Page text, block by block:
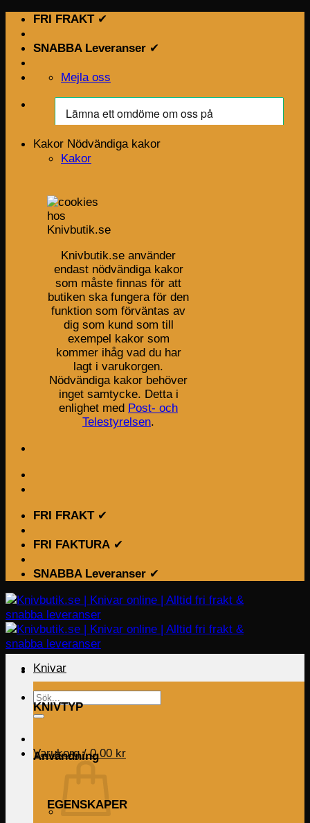
Skip
content
FRI FRAKT✔
SNABBA Leveranser ✔
Mejla oss
Kakor Nödvändiga kakor
Kakor
Knivbutik.se använder
endast nödvändiga kakor
som måste finnas för att
butiken ska fungera för den
funktion som förväntas av
dig som kund som till
exempel kakor som
kommer ihåg vad du har
lagt i varukorgen.
Nödvändiga kakor behöver
inget samtycke. Detta i
enlighet med Post- och
Telestyrelsen.
FRI FRAKT✔
FRI FAKTURA ✔
SNABBA Leveranser ✔
Sök
efter:
Varukorg /0.00 kr
Knivar
KNIVTYP
Användning
EGENSKAPER